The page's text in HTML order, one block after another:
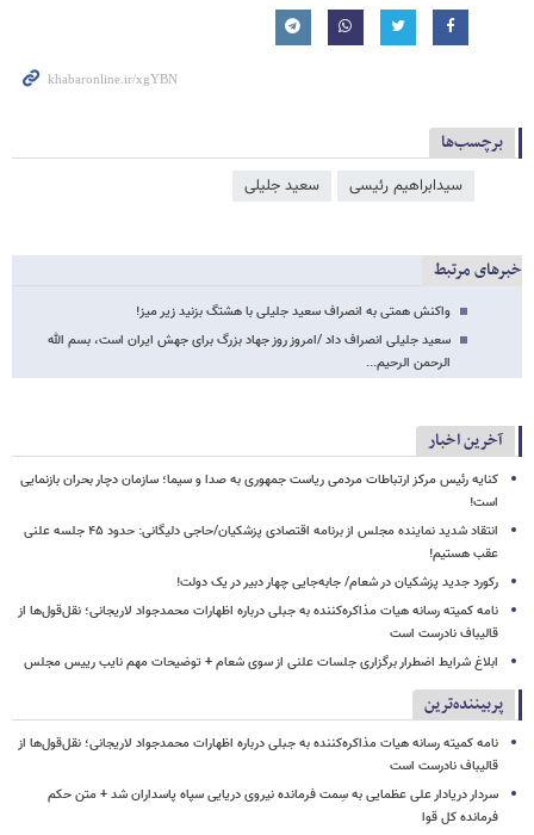
برچسب‌ها
سیدابراهیم رئیسی سعید جلیلی
خبرهای مرتبط
واکنش همتی به انصراف سعید جلیلی با هشتگ بزنید زیر میز!
سعید جلیلی انصراف داد /امروز روز جهاد بزرگ برای جهش ایران است، بسم الله
الرحمن الرحیم...
آخرین اخبار
کنایه رئیس مرکز ارتباطات مردمی ریاست جمهوری به صدا و سیما؛ سازمان دچار بحران بازنمایی
است!
انتقاد شدید نماینده مجلس از برنامه اقتصادی پزشکیان/حاجی دلیگانی: حدود ۴۵ جلسه علنی
عقب هستیم!
رکورد جدید پزشکیان در شعام/ جابه‌جایی چهار دبیر در یک دولت!
نامه کمیته رسانه هیات مذاکره‌کننده به جبلی درباره اظهارات محمدجواد لاریجانی؛ نقل‌قول‌ها از
قالیباف نادرست است
ابلاغ شرایط اضطرار برگزاری جلسات علنی از سوی شعام + توضیحات مهم نایب رییس مجلس
پربیننده‌ترین
نامه کمیته رسانه هیات مذاکره‌کننده به جبلی درباره اظهارات محمدجواد لاریجانی؛ نقل‌قول‌ها از
قالیباف نادرست است
سردار دریادار علی عظمایی به سِمت فرمانده نیروی دریایی سپاه پاسداران شد + متن حکم
فرمانده کل قوا